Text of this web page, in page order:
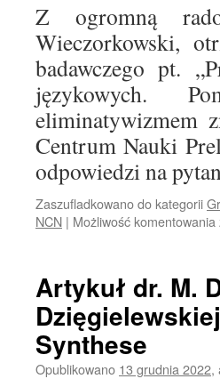
Z ogromną
Wieczorkowski,
badawczego pt.
językowych.
eliminatywizmem
Centrum Nauki
odpowiedzi na
Zaszufladkowano do kategorii
NCN | Możliwość komentowania
Artykuł dr. M.
Synthese
Opublikowano 13 grudnia 2022,